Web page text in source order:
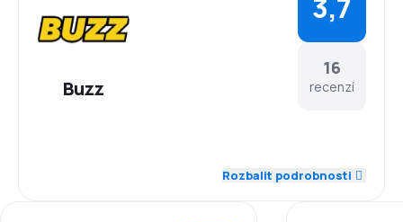
Buzz
16
recenzí
3,7
Rozbalit podrobnosti